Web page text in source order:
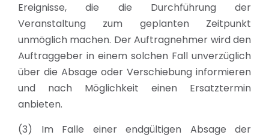
Ereignisse, die die Durchführung der
Veranstaltung zum geplanten Zeitpunkt
unmöglich machen. Der Auftragnehmer wird den
Auftraggeber in einem solchen Fall unverzüglich
über die Absage oder Verschiebung informieren
und nach Möglichkeit einen Ersatztermin
anbieten.
(3) Im Falle einer endgültigen Absage der